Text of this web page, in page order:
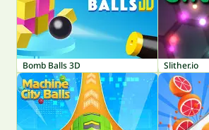
Bomb Balls 3D Slither.io